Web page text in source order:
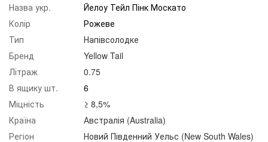
Назва укр.
Йелоу Тейл Пінк Москато
Колір
Рожеве
Тип
Напівсолодке
Бренд
Yellow Tail
Літраж
0.75
В ящику шт.
6
Міцність
≥ 8,5%
Країна
Австралія (Australia)
Регіон
Новий Південний Уельс (New South Wales)